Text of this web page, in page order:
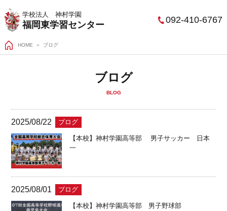
学校法人 神村学園
福岡東学習センター 092-410-6767
HOME ブログ
ブログ
BLOG
2025/08/22 ブログ
【本校】神村学園高等部 男子サッカー 日本
一
2025/08/01 ブログ
【本校】神村学園高等部 男子野球部